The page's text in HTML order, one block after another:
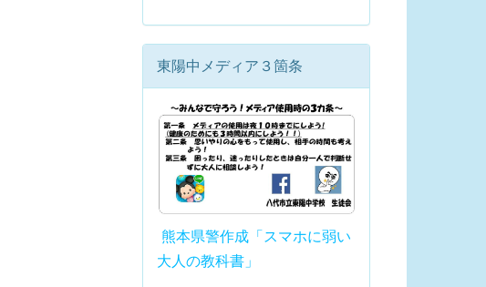
東陽中メディア３箇条
熊本県警作成「スマホに弱い
大人の教科書」